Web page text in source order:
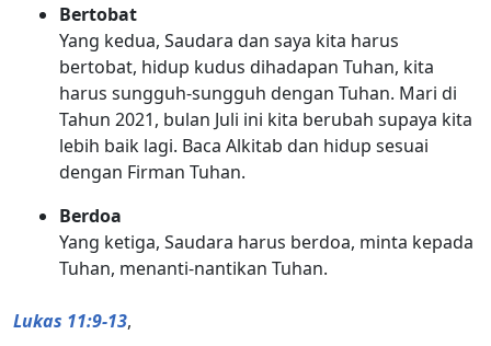
Bertobat
Yang kedua, Saudara dan saya kita harus
bertobat, hidup kudus dihadapan Tuhan, kita
harus sungguh-sungguh dengan Tuhan. Mari di
Tahun 2021, bulan Juli ini kita berubah supaya kita
lebih baik lagi. Baca Alkitab dan hidup sesuai
dengan Firman Tuhan.
Berdoa
Yang ketiga, Saudara harus berdoa, minta kepada
Tuhan, menanti-nantikan Tuhan.
Lukas 11:9-13,